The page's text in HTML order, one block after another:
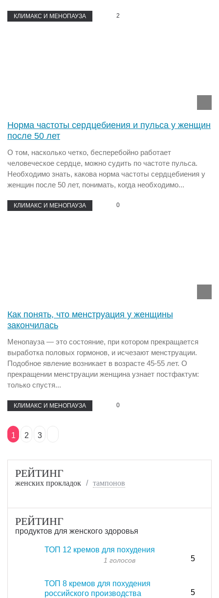
КЛИМАКС И МЕНОПАУЗА 2
Норма частоты сердцебиения и пульса у женщин
после 50 лет
О том, насколько четко, бесперебойно работает
человеческое сердце, можно судить по частоте пульса.
Необходимо знать, какова норма частоты сердцебиения у
женщин после 50 лет, понимать, когда необходимо...
КЛИМАКС И МЕНОПАУЗА 0
Как понять, что менструация у женщины
закончилась
Менопауза — это состояние, при котором прекращается
выработка половых гормонов, и исчезают менструации.
Подобное явление возникает в возрасте 45-55 лет. О
прекращении менструации женщина узнает постфактум:
только спустя...
КЛИМАКС И МЕНОПАУЗА 0
1 2 3
РЕЙТИНГ
женских прокладок тампонов
РЕЙТИНГ
продуктов для женского здоровья
ТОП 12 кремов для похудения
1 голосов 5
ТОП 8 кремов для похудения
российского производства
5